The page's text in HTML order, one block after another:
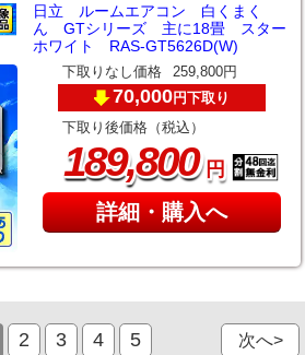
日立 ルームエアコン 白くまく
ん GTシリーズ 主に18畳 スター
ホワイト RAS-GT5626D(W)
下取りなし価格 259,800円
70,000円下取り
下取り後価格（税込）
189,800円
詳細・購入へ
2 3 4 5 次へ>